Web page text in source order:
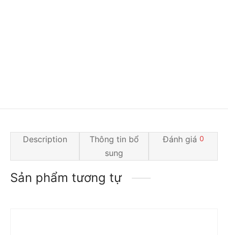
Description
Thông tin bổ
sung
Đánh giá 0
Sản phẩm tương tự